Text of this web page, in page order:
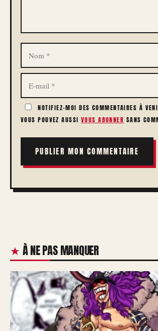
NOM
E-
MAIL
NOTIFIEZ-MOI DES COMMENTAIRES À
VOUS POUVEZ AUSSI VOUS ABONNER SANS
À NE PAS MANQUER